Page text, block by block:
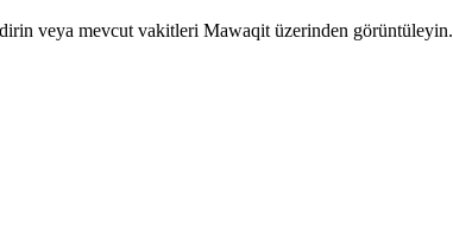
veya mevcut vakitleri Mawaqit üzerinden görüntüleyin.